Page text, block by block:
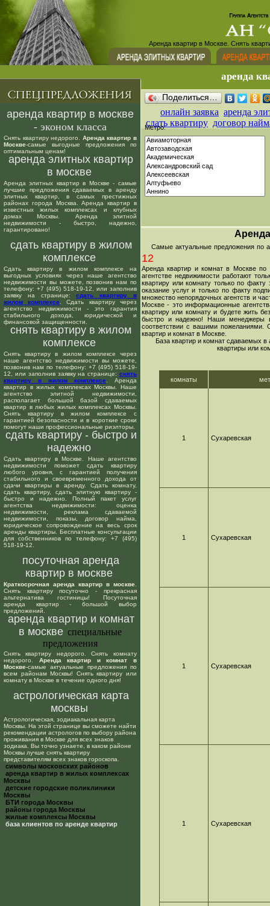
Аренда квартир в Москве. Снять
аренда
аренда квартир в москве
- эконом класса
Снять квартиру недорого. Аренда квартир в
Москве-самые выгодные предложения по
оптимальным ценам!
аренда элитных квартир
в москве
Аренда элитных квартир в Москве - самые
лучшие предложения сдаваемых в аренду
элитных квартир, в самых престижных
районах города Москва. Аренда квартир в
известных жилых комплексах и клубных
домах Москвы. Аренда элитной
недвижимости - быстро, надежно,
гарантировано!
сдать квартиру в жилом
комплексе
Сдать квартиру в жилом комплексе на
выгодных условиях через наше агентство
недвижимости вы можете, позвонив нам по
телефону: +7 (495) 518-19-12, или заполнив
заявку на странице:сдать квартиру в
жилом комплексе . Сдать квартиру через
агентство недвижимости - это гарантия
стабильного дохода, юридической и
финансовой защищенности.
снять квартиру в жилом
комплексе
Снять квартиру в жилом комплексе через
наше агентство недвижимости вы можете,
позвонив нам по телефону: +7 (495) 518-19-
12, или заполнив заявку на странице: снять
квартиру в жилом комплексе . Аренда
квартир в жилых комплексах Москвы. Наше
агентство элитной недвижимости,
располагает большой базой сдаваемых
квартир в любых жилых комплексах Москвы.
Снять квартиру в жилом комплексе с
гарантией безопасности и в короткие сроки
помогут наши профессиональные риэлторы.
сдать квартиру - быстро и
надежно
Сдать квартиру в Москве. Наше агентство
недвижимости поможет сдать квартиру
любого уровня, с гарантией получения
стабильного и своевременного дохода от
сдачи квартиры в аренду. Сдать комнату,
сдать квартиру, сдать элитную квартиру -
быстро и надежно. Полный пакет услуг
агентства недвижимости: оценка
недвижимости, реклама сдаваемой
недвижимости, показы, договор найма,
юридическое сопровождение на весь срок
аренды квартиры. Бесплатные консультации
для собственников по телефону: +7 (495)
518-19-12.
посуточная аренда
квартир в москве
Краткосрочная аренда квартир в москве
Снять квартиру посуточно - прекрасная
альтернатива гостиницы! Посуточная
аренда квартир - большой выбор
предложений.
аренда квартир и комнат
в москве специальные
предложения
Снять квартиру недорого. Снять комнату
недорого. Аренда квартир и комнат в
Москве-самые актуальные предложения по
всем районам Москвы! Снять квартиру или
комнату в Москве в течение одного дня!
астрологическая карта
москвы
Астрологическая, зодиакальная карта
Москвы. На этой странице вы сможете найти
рекомендации астрологов по выбору района
проживания в Москве для всех знаков
зодиака. Вы точно узнаете, в каком районе
Москвы лучше снять квартиру
представителям всех знаков гороскопа.
cимволы московских районов
аренда квартир в жилых комплексах
Москвы
детские городские поликлиники
Москвы
БТИ города Москвы
районы города Москвы
жилые комплексы Москвы
база клиентов по аренде квартир
Поделиться…
онлайн заявка аренда
сдать квартиру договор
Метро:
Самые актуальные предложения по
12
Аренда квартир и комнат в Москве
агентстве недвижимости работают
квартиру или комнату только по
оказание услуг и только по факту
множество непорядочных агентств и
Москве - это информационные
квартиру или комнату и будете жить
быстро и надежно! Наши менеджеры
соответствии с вашими пожеланиями.
квартир и комнат в Москве.
База квартир и комнат сдаваемых в
квартиры или
комнаты
1 Сухаревская
1 Сухаревская
1 Сухаревская
1 Сухаревская